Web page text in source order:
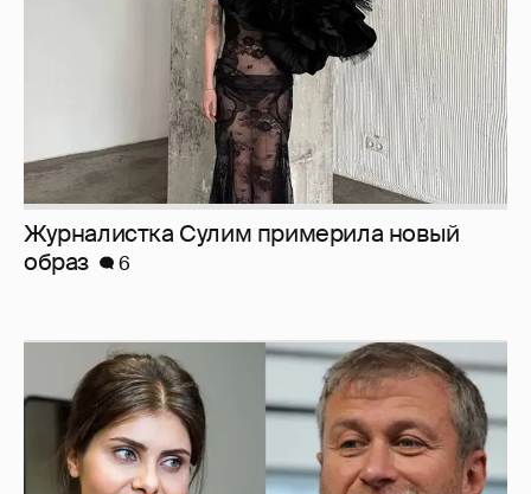
Журналистка Сулим примерила новый
образ
6